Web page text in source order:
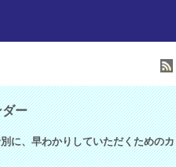
ー
に、早わかりしていただくためのカ